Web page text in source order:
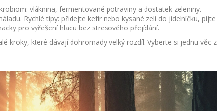
vláknina, fermentované potraviny a dostatek zeleniny.
Rychlé tipy: přidejte kefír nebo kysané zelí do jídelníčku, pijte
pro vyřešení hladu bez stresového přejídání.
kroky, které dávají dohromady velký rozdíl. Vyberte si jednu věc z